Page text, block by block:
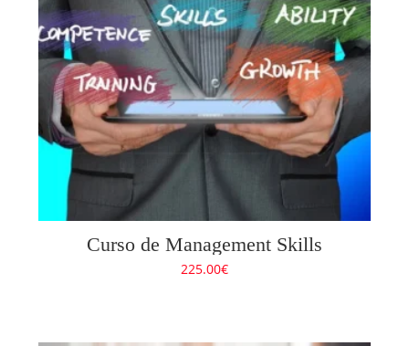
Curso de Management Skills
225.00€